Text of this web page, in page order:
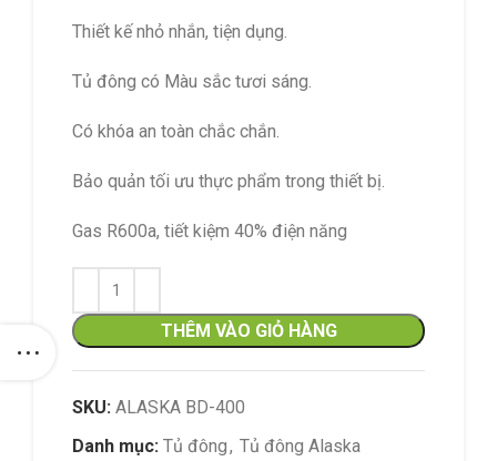
Thiết kế nhỏ nhắn, tiện dụng.
Tủ đông có Màu sắc tươi sáng.
Có khóa an toàn chắc chắn.
Bảo quản tối ưu thực phẩm trong thiết bị.
Gas R600a, tiết kiệm 40% điện năng
THÊM VÀO GIỎ HÀNG
SKU: ALASKA BD-400
Danh mục: Tủ đông, Tủ đông Alaska